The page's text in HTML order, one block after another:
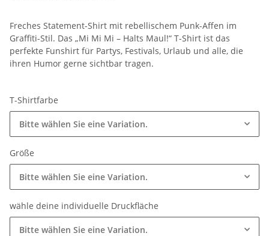
Freches Statement-Shirt mit rebellischem Punk-Affen im
Graffiti-Stil. Das „Mi Mi Mi – Halts Maul!“ T-Shirt ist das
perfekte Funshirt für Partys, Festivals, Urlaub und alle, die
ihren Humor gerne sichtbar tragen.
T-Shirtfarbe
Bitte wählen Sie eine Variation.
Größe
Bitte wählen Sie eine Variation.
wähle deine individuelle Druckfläche
Bitte wählen Sie eine Variation.